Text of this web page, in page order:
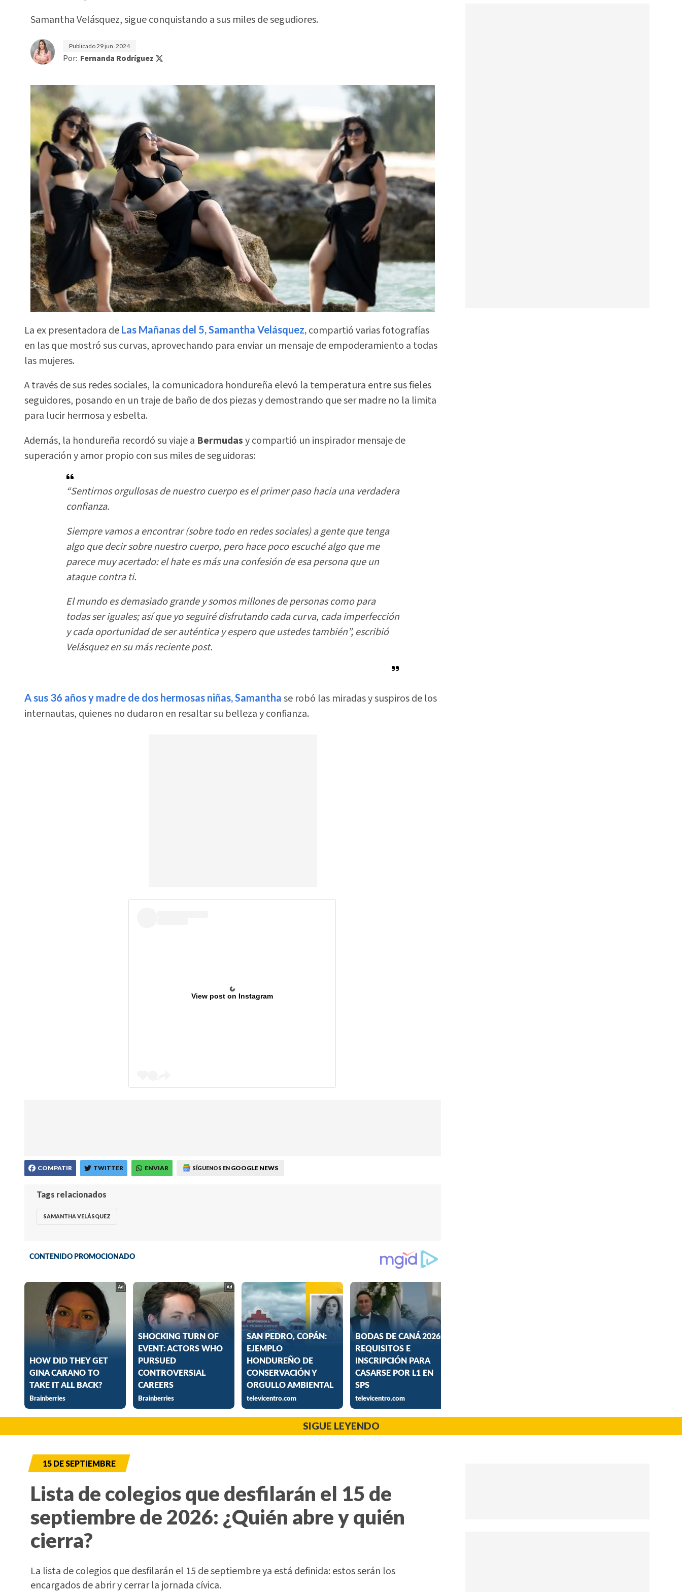
Samantha Velásquez, sigue conquistando a sus miles de segudiores.
Publicado29 jun. 2024
Por: Fernanda Rodríguez
La ex presentadora de Las Mañanas del 5, Samantha Velásquez, compartió varias fotografías
en las que mostró sus curvas, aprovechando para enviar un mensaje de empoderamiento a todas
las mujeres.
A través de sus redes sociales, la comunicadora hondureña elevó la temperatura entre sus fieles
seguidores, posando en un traje de baño de dos piezas y demostrando que ser madre no la limita
para lucir hermosa y esbelta.
Además, la hondureña recordó su viaje a Bermudasy compartió un inspirador mensaje de
superación y amor propio con sus miles de seguidoras:
“Sentirnos orgullosas de nuestro cuerpo es el primer paso hacia una verdadera
confianza.
Siempre vamos a encontrar (sobre todo en redes sociales) a gente que tenga
algo que decir sobre nuestro cuerpo, pero hace poco escuché algo que me
parece muy acertado: el hate es más una confesión de esa persona que un
ataque contra ti.
El mundo es demasiado grande y somos millones de personas como para
todas ser iguales; así que yo seguiré disfrutando cada curva, cada imperfección
y cada oportunidad de ser auténtica y espero que ustedes también”, escribió
Velásquez en su más reciente post.
A sus 36 años y madre de dos hermosas niñas, Samantha se robó las miradas y suspiros de los
internautas, quienes no dudaron en resaltar su belleza y confianza.
View post on Instagram
COMPATIR TWITTER ENVIAR SÍGUENOS EN GOOGLE NEWS
Tags relacionados
SAMANTHA VELÁSQUEZ
SIGUE LEYENDO
15 DE SEPTIEMBRE
Lista de colegios que desfilarán el 15 de
septiembre de 2026: ¿Quién abre y quién
cierra?
La lista de colegios que desfilarán el 15 de septiembre ya está definida: estos serán los
encargados de abrir y cerrar la jornada cívica.